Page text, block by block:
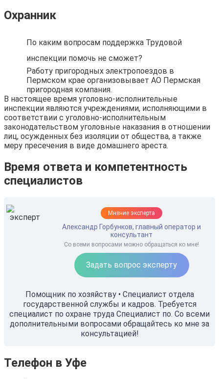
Охранник
По каким вопросам поддержка Трудовой
инспекции помочь не сможет?
Работу пригородных электропоездов в
Пермском крае организовывает АО Пермская
пригородная компания.
В настоящее время уголовно-исполнительные
инспекции являются учреждениями, исполняющими в
соответствии с уголовно-исполнительным
законодательством уголовные наказания в отношении
лиц, осужденных без изоляции от общества, а также
меру пресечения в виде домашнего ареста.
Время ответа и компетентность
специалистов
Мнение эксперта
Александр Горбунков, главный оператор и
консультант
Со всеми вопросами можно обращаться ко мне!
Задать вопрос эксперту
Помощник по хозяйству • Специалист отдела
государственной службы и кадров. Требуется
специалист по охране труда Специалист по. Со всеми
дополнительными вопросами обращайтесь ко мне за
консультацией!
Телефон в Уфе